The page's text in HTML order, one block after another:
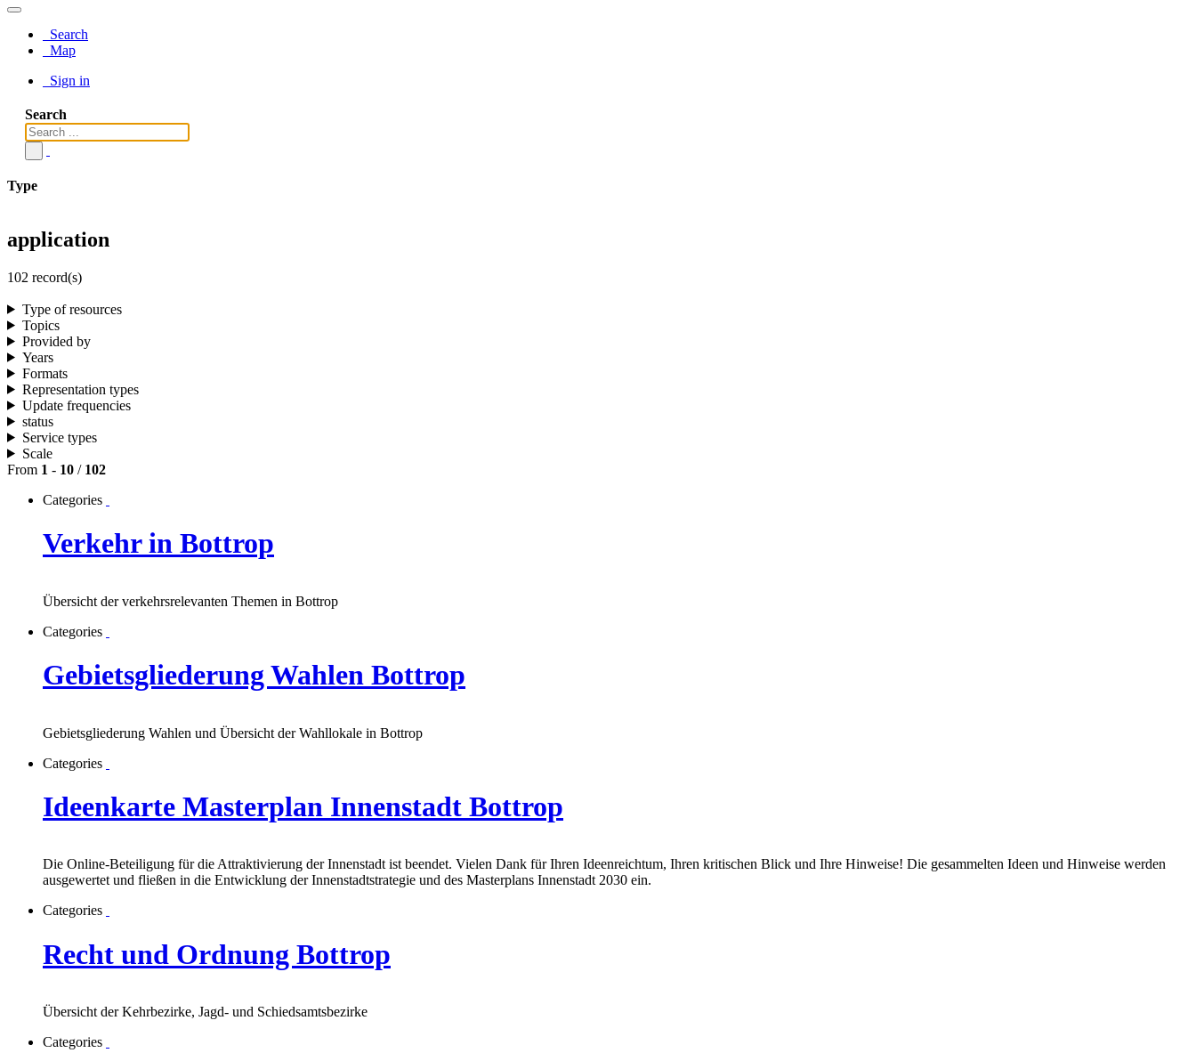
Search
Map
Sign in
Search
Type
application
102 record(s)
Type of resources
Topics
Provided by
Years
Formats
Representation types
Update frequencies
status
Service types
Scale
From 1 - 10 / 102
Categories
Verkehr in Bottrop
Übersicht der verkehrsrelevanten Themen in Bottrop
Categories
Gebietsgliederung Wahlen Bottrop
Gebietsgliederung Wahlen und Übersicht der Wahllokale in Bottrop
Categories
Ideenkarte Masterplan Innenstadt Bottrop
Die Online-Beteiligung für die Attraktivierung der Innenstadt ist beendet. Vielen Dank für Ihren Ideenreichtum, Ihren kritischen Blick und Ihre Hinweise! Die gesammelten Ideen und Hinweise werden
ausgewertet und fließen in die Entwicklung der Innenstadtstrategie und des Masterplans Innenstadt 2030 ein.
Categories
Recht und Ordnung Bottrop
Übersicht der Kehrbezirke, Jagd- und Schiedsamtsbezirke
Categories